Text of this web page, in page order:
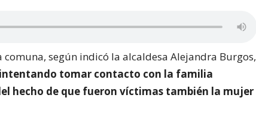
comuna, según indicó la alcaldesa Alejandra Burgos,
tomar contacto con la familia
hecho de que fueron víctimas también la mujer